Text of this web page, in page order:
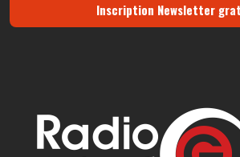
Inscription Newsletter